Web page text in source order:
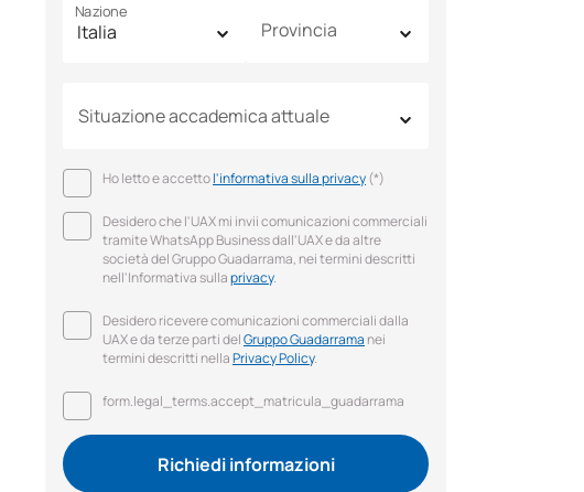
Nazione
Provincia
Situazione accademica attuale
Ho letto e accettol'informativa sulla privacy(*)
Desidero che l'UAX mi invii comunicazioni commerciali
tramite WhatsApp Business dall'UAX e da altre
società del Gruppo Guadarrama, nei termini descritti
nell'Informativa sullaprivacy.
Desidero ricevere comunicazioni commerciali dalla
UAX e da terze parti delGruppo Guadarrama nei
termini descritti nellaPrivacy Policy.
form.legal_terms.accept_matricula_guadarrama
Richiedi informazioni